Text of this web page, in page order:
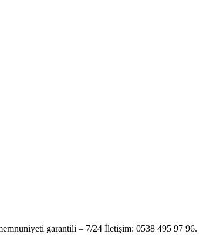
garantili – 7/24 İletişim: 0538 495 97 96.